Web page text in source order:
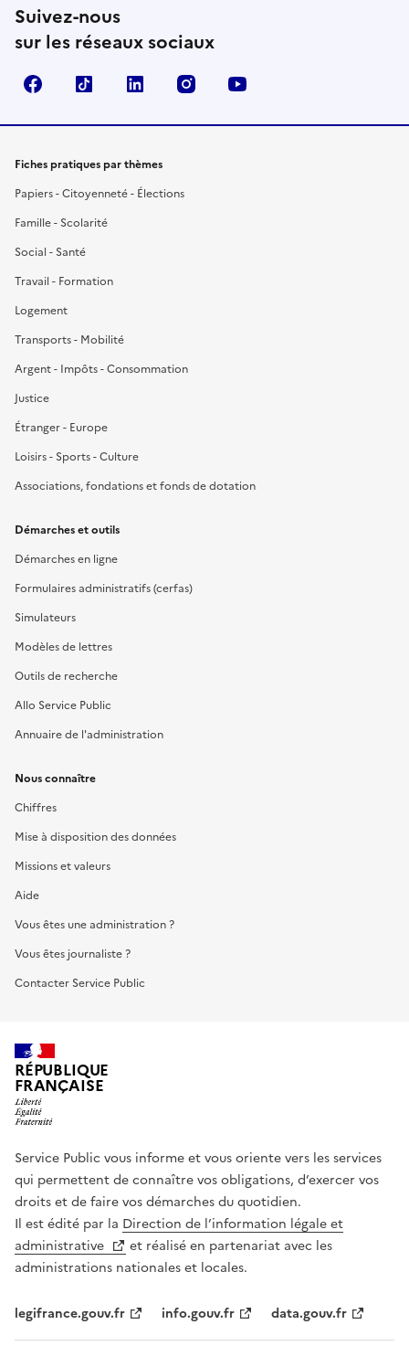
Suivez-nous
sur les réseaux sociaux
FacebookTikTok LinkedIn Instagram
Fiches pratiques par thèmes
Papiers - Citoyenneté - Élections
Famille - Scolarité
Social - Santé
Travail - Formation
Logement
Transports - Mobilité
Argent - Impôts - Consommation
Justice
Étranger - Europe
Loisirs - Sports - Culture
Associations, fondations et fonds de dotation
Démarches et outils
Démarches en ligne
Formulaires administratifs (cerfas)
Simulateurs
Modèles de lettres
Outils de recherche
Allo Service Public
Annuaire de l'administration
Nous connaître
Chiffres
Mise à disposition des données
Missions et valeurs
Aide
Vous êtes une administration ?
Vous êtes journaliste ?
Contacter Service Public
RÉPUBLIQUE
FRANÇAISE
Service Public vous informe et vous oriente vers les services
qui permettent de connaître vos obligations, d’exercer vos
droits et de faire vos démarches du quotidien.
Il est édité par la Direction de l’information légale et
administrative
et réalisé en partenariat avec les
administrations nationales et locales.
legifrance.gouv.fr info.gouv.fr data.gouv.fr